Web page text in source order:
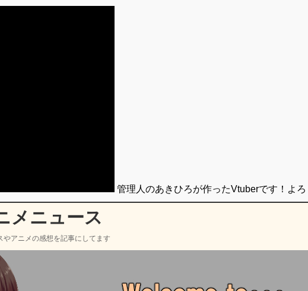
メニュース
アニメの感想を記事にしてます
管理人のあきひろが作ったVtuberです！よ